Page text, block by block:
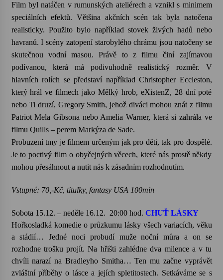
Film byl natáčen v rumunských ateliérech a vznikl s minimem
speciálních efektů. Většina akčních scén tak byla natočena
realisticky. Použito bylo například stovek živých hadů nebo
havranů. I scény zatopení starobylého chrámu jsou natočeny se
skutečnou vodní masou. Právě to z filmu činí zajímavou
podívanou, která má podivuhodně realistický rozměr. V
hlavních rolích se představí například Christopher Eccleston,
který hrál ve filmech jako Mělký hrob, eXistenZ, 28 dní poté
nebo Ti druzí, Gregory Smith, jehož diváci mohou znát z filmu
Patriot Mela Gibsona nebo Amelia Warner, která si zahrála ve
filmu Quills – perem Markýza de Sade.
Probuzení tmy je filmem určeným jak pro děti, tak pro dospělé.
Je to poctivý film o obyčejných věcech, které nás prostě někdy
mohou přesáhnout a nutit nás k zásadním rozhodnutím.
Vstupné: 70,-Kč, titulky, fantasy USA 100min
Sobota 15.12. – neděle 16.12. 20:00 hod. CHUŤ LÁSKY
Hořkosladká komedie o průzkumu lásky všech variacích, věku
a stádií… Jedné noci probudí muže noční můra a on se
rozhodne trošku projít. Na hřišti zahlédne dva milence a v tu
chvíli narazí na Bradleyho Smitha… Ten mu začne vyprávět
zvláštní příběhy o lásce a jejích spletitostech. Setkáváme se s